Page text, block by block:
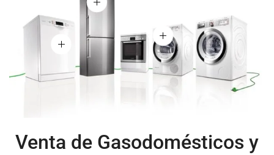
Venta de Gasodomésticos y